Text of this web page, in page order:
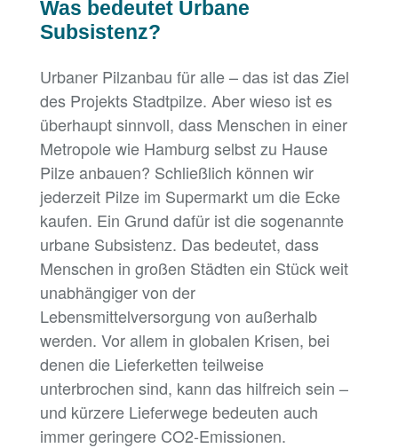
Was bedeutet Urbane
Subsistenz?
Urbaner Pilzanbau für alle – das ist das Ziel
des Projekts Stadtpilze. Aber wieso ist es
überhaupt sinnvoll, dass Menschen in einer
Metropole wie Hamburg selbst zu Hause
Pilze anbauen? Schließlich können wir
jederzeit Pilze im Supermarkt um die Ecke
kaufen. Ein Grund dafür ist die sogenannte
urbane Subsistenz. Das bedeutet, dass
Menschen in großen Städten ein Stück weit
unabhängiger von der
Lebensmittelversorgung von außerhalb
werden. Vor allem in globalen Krisen, bei
denen die Lieferketten teilweise
unterbrochen sind, kann das hilfreich sein –
und kürzere Lieferwege bedeuten auch
immer geringere CO2-Emissionen.